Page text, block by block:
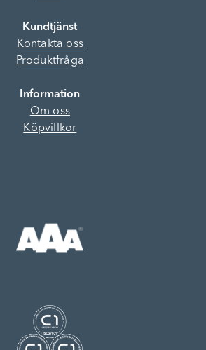
Kundtjänst
Kontakta oss
Produktfråga
Information
Om oss
Köpvillkor